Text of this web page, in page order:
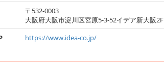
〒532-0003
大阪府大阪市淀川区宮原5-3-52イデア新大阪2F
https://www.idea-co.jp/